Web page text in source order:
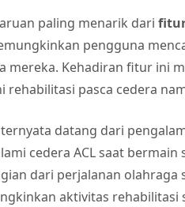
paling menarik dari
pengguna
mereka. Kehadiran fitur ini
rehabilitasi pasca cedera
datang dari
cedera ACL saat
dari perjalanan
aktivitas rehabilitasi